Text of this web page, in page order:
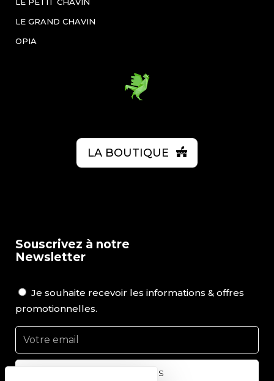
LE GRAND CHAVIN
OPIA
LA BOUTIQUE
Souscrivez à notre
Newsletter
Je souhaite recevoir les informations & offres
promotionnelles.